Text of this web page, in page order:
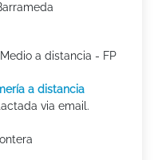
a distancia - FP
a distancia
via email.